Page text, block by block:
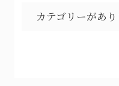
カテゴリーがあ